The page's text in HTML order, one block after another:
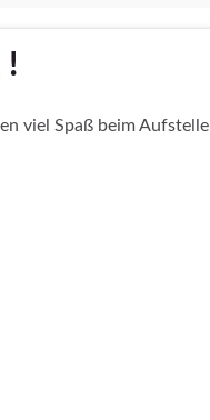
!
viel Spaß beim